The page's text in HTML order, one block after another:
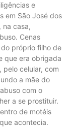
e
em São José dos
na casa,
Cenas
próprio filho de
que era obrigada
pelo celular, com
a mãe do
com o
a se prostituir.
de motéis
acontecia.